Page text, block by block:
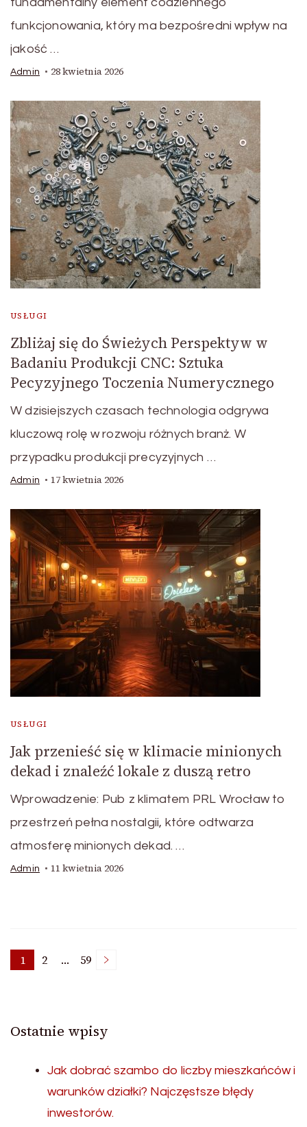
funkcjonowania, który ma bezpośredni wpływ na
jakość …
Admin 28 kwietnia 2026
USŁUGI
Zbliżaj się do Świeżych Perspektyw w
Badaniu Produkcji CNC: Sztuka
Pecyzyjnego Toczenia Numerycznego
W dzisiejszych czasach technologia odgrywa
kluczową rolę w rozwoju różnych branż. W
przypadku produkcji precyzyjnych …
Admin 17 kwietnia 2026
USŁUGI
Jak przenieść się w klimacie minionych
dekad i znaleźć lokale z duszą retro
Wprowadzenie: Pub z klimatem PRL Wrocław to
przestrzeń pełna nostalgii, które odtwarza
atmosferę minionych dekad. …
Admin 11 kwietnia 2026
Nawigacja
wpisach
Page
1 Page
2 … Page
59
Ostatnie wpisy
Jak dobrać szambo do liczby mieszkańców i
warunków działki? Najczęstsze błędy
inwestorów.